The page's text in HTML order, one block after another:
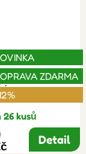
ZDARMA
26 kusů
Detail